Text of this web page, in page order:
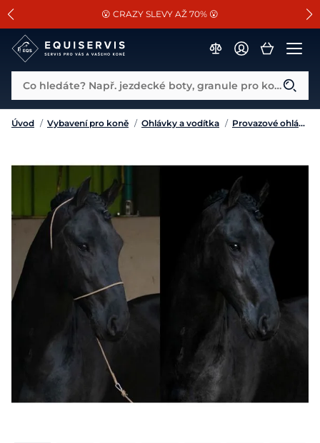
SLEVA 13% na vše od Cassini!
😮 CRAZY SLEVY AŽ 70% 😮
📐Pasování a doplňky k vybraným sedlům ZDARMA 🐴
Co hledáte? Např. jezdecké boty, granule pro koně...
Úvod / Vybavení pro koně / Ohlávky a vodítka / Provazové ohlávky